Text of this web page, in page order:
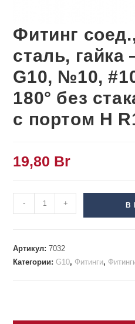
Фитинг
сталь,
G10, №10,
180° без
с портом H
19,80 Br
- + В
Артикул:7032
Категории:G10, Фитинги,